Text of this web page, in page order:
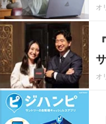
オ
オ